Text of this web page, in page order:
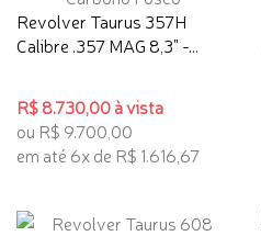
Revolver Taurus 357H
Calibre .357 MAG 8,3" -...
R$ 8.730,00 à vista
ou R$ 9.700,00
em até 6x de R$ 1.616,67